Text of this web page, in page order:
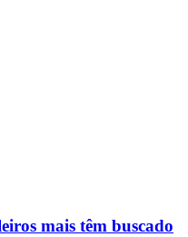
mais têm buscado